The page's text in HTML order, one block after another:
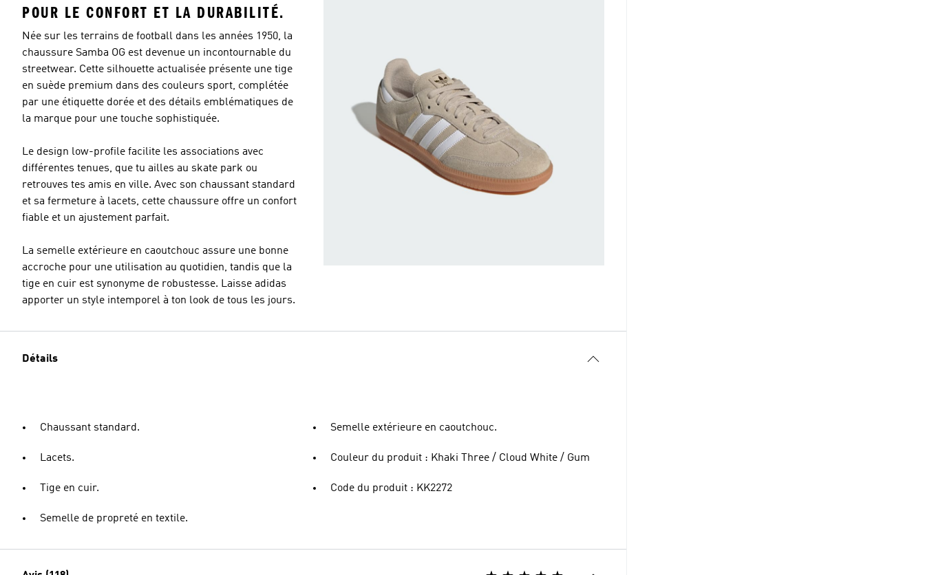
POUR LE CONFORT ET LA DURABILITÉ.
Née sur les terrains de football dans les années 1950, la
chaussure Samba OG est devenue un incontournable du
streetwear. Cette silhouette actualisée présente une tige
en suède premium dans des couleurs sport, complétée
par une étiquette dorée et des détails emblématiques de
la marque pour une touche sophistiquée.
Le design low-profile facilite les associations avec
différentes tenues, que tu ailles au skate park ou
retrouves tes amis en ville. Avec son chaussant standard
et sa fermeture à lacets, cette chaussure offre un confort
fiable et un ajustement parfait.
La semelle extérieure en caoutchouc assure une bonne
accroche pour une utilisation au quotidien, tandis que la
tige en cuir est synonyme de robustesse. Laisse adidas
apporter un style intemporel à ton look de tous les jours.
Détails
Chaussant standard.
Lacets.
Tige en cuir.
Semelle de propreté en textile.
Semelle extérieure en caoutchouc.
Couleur du produit : Khaki Three / Cloud White / Gum
Code du produit : KK2272